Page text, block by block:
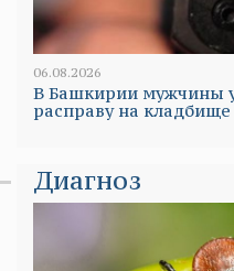
06.08.2026
В Башкирии мужчины
расправу на
Диагноз